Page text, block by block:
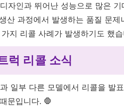
자인과 뛰어난 성능으로 많은
산 과정에서 발생하는 품질 문
지 리콜 사례가 발생하기도 했습
럭 리콜 소식
일부 다른 모델에서 리콜을 발
문입니다. 🛑